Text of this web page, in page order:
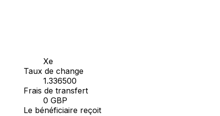
Xe
Taux de change
1.336500
Frais de transfert
0 GBP
Le bénéficiaire reçoit